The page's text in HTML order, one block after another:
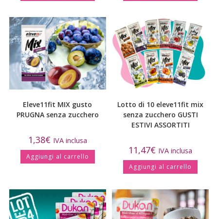
Eleve11fit MIX gusto
PRUGNA senza zucchero
1,38€ IVA inclusa
Aggiungi al carrello
Lotto di 10 eleve11fit mix
senza zucchero GUSTI
ESTIVI ASSORTITI
11,47€ IVA inclusa
Aggiungi al carrello